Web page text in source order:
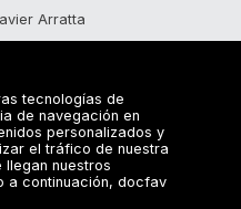
Arratta
tecnologías de
de navegación en
personalizados y
el tráfico de nuestra
nuestros
a continuación, docfav